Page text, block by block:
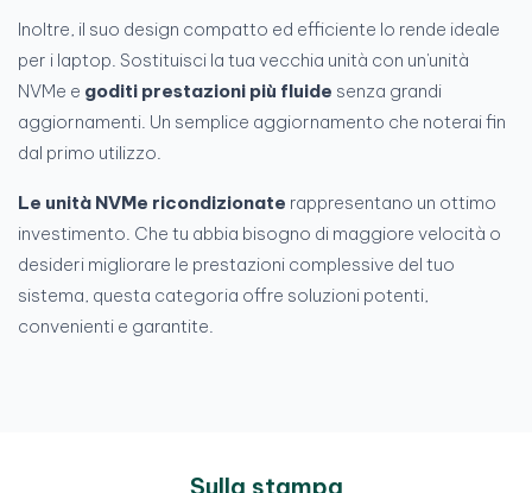
Inoltre, il suo design compatto ed efficiente lo rende ideale
per i laptop. Sostituisci la tua vecchia unità con un'unità
NVMe e goditi prestazioni più fluide senza grandi
aggiornamenti. Un semplice aggiornamento che noterai fin
dal primo utilizzo.
Le unità NVMe ricondizionate rappresentano un ottimo
investimento. Che tu abbia bisogno di maggiore velocità o
desideri migliorare le prestazioni complessive del tuo
sistema, questa categoria offre soluzioni potenti,
convenienti e garantite.
Sulla stampa